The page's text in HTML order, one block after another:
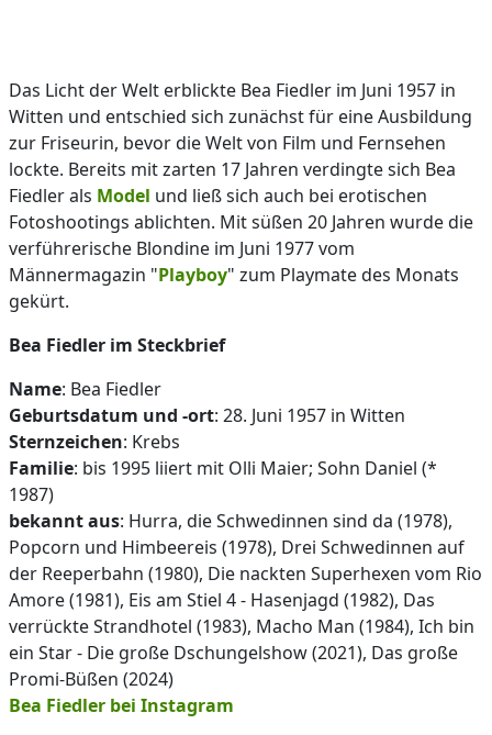
Das Licht der Welt erblickte Bea Fiedler im Juni 1957 in
Witten und entschied sich zunächst für eine Ausbildung
zur Friseurin, bevor die Welt von Film und Fernsehen
lockte. Bereits mit zarten 17 Jahren verdingte sich Bea
Fiedler als Model und ließ sich auch bei erotischen
Fotoshootings ablichten. Mit süßen 20 Jahren wurde die
verführerische Blondine im Juni 1977 vom
Männermagazin "Playboy" zum Playmate des Monats
gekürt.
Bea Fiedler im Steckbrief
Name: Bea Fiedler
Geburtsdatum und -ort: 28. Juni 1957 in Witten
Sternzeichen: Krebs
Familie: bis 1995 liiert mit Olli Maier; Sohn Daniel (*
1987)
bekanntaus: Hurra, die Schwedinnen sind da (1978),
Popcorn und Himbeereis (1978), Drei Schwedinnen auf
der Reeperbahn (1980), Die nackten Superhexen vom Rio
Amore (1981), Eis am Stiel 4 - Hasenjagd (1982), Das
verrückte Strandhotel (1983), Macho Man (1984), Ich bin
ein Star - Die große Dschungelshow (2021), Das große
Promi-Büßen (2024)
Bea Fiedler bei Instagram